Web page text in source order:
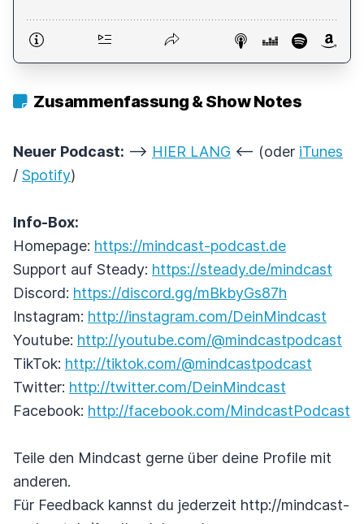
Zusammenfassung & Show Notes
Neuer Podcast: --> HIER LANG <-- (oder iTunes
/ Spotify)
Info-Box:
Homepage: https://mindcast-podcast.de
Support auf Steady: https://steady.de/mindcast
Discord: https://discord.gg/mBkbyGs87h
Instagram: http://instagram.com/DeinMindcast
Youtube: http://youtube.com/@mindcastpodcast
TikTok: http://tiktok.com/@mindcastpodcast
Twitter: http://twitter.com/DeinMindcast
Facebook: http://facebook.com/MindcastPodcast
Teile den Mindcast gerne über deine Profile mit
anderen.
Für Feedback kannst du jederzeit http://mindcast-